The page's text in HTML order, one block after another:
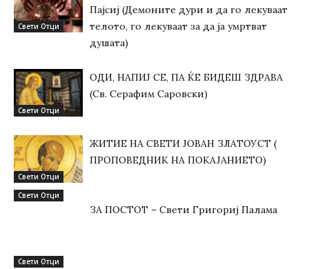
Свети Отци
Пајсиј (Демоните дури и да го лекуваат
телото, го лекуваат за да ја умртват
душата)
Свети Отци
ОДИ, НАПИЈ СЕ, ПА ЌЕ БИДЕШ ЗДРАВА
(Св. Серафим Саровски)
Свети Отци
ЖИТИЕ НА СВЕТИ ЈОВАН ЗЛАТОУСТ (
ПРОПОВЕДНИК НА ПОКАЈАНИЕТО)
Свети Отци
ЗА ПОСТОТ – Свети Григориј Палама
Свети Отци